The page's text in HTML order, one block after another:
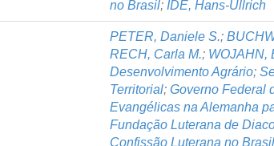
no Brasil; IDE, Hans-Ullrich
PETER, Daniele S.;
RECH, Carla M.; WOJAHN,
Desenvolvimento Agrário;
Territorial; Governo Federal
Evangélicas na Alemanha
Fundação Luterana de
Confissão Luterana no Brasil